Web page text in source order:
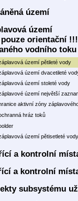
území
území
orientační
vodního
území pětileté vody
území dvacetileté
území stoleté vody
území největší
aktivní zóny
hráz toků
území pětisetleté vody
a kontrolní
a kontrolní
subsystému